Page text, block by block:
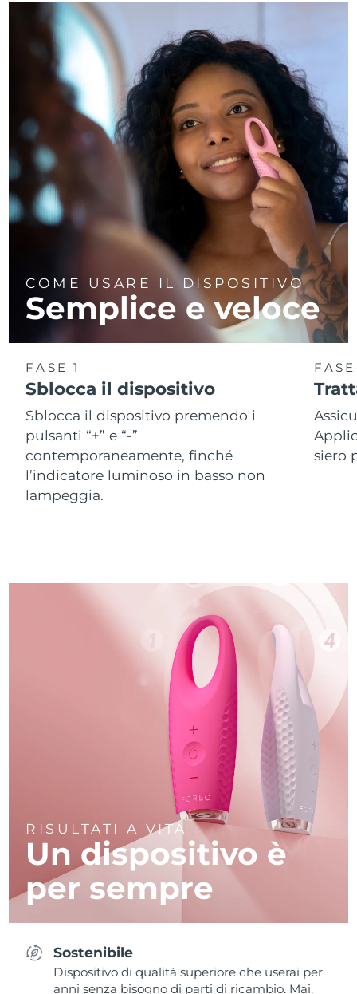
COME USARE IL DISPOSITIVO
Semplice e veloce
FASE 1
Sblocca il dispositivo
Sblocca il dispositivo premendo i
pulsanti “+” e “-”
contemporaneamente, finché
l’indicatore luminoso in basso non
lampeggia.
siero
RISULTATI A VITA
Un dispositivo è
per sempre
Sostenibile
Dispositivo di qualità superiore che userai per
anni senza bisogno di parti di ricambio. Mai.